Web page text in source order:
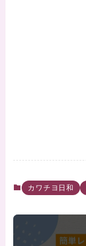
カワチヨ日和